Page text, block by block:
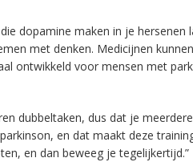
dopamine maken in je
met denken. Medicijnen
ontwikkeld voor mensen met
dubbeltaken, dus dat je
en dat maakt deze
en dan beweeg je tegelijkertijd.”